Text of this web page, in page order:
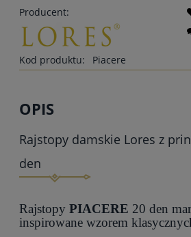
Producent:
Kod produktu: Piacere
OPIS
Rajstopy damskie Lores z
den
Rajstopy PIACERE 20 den
inspirowane wzorem